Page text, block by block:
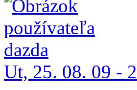
Ut, 25. 08. 09 -